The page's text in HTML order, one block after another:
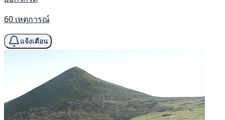
60 เหตุการณ์
แจ้งเตือน